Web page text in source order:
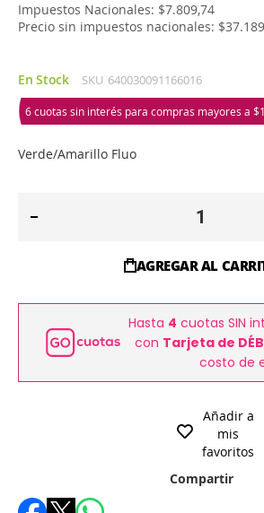
Impuestos Nacionales: $7.809,74
Precio sin impuestos nacionales:
En Stock SKU 640030091166016
6 cuotas sin interés para compras mayores a
Verde/Amarillo Fluo
AGREGAR AL
Hasta 4 cuotas SIN
con Tarjeta de
costo de
Añadir a
mis
favoritos
Compartir